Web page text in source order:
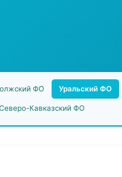
ФО Уральский ФО
Северо-Кавказский ФО